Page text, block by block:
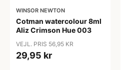
WINSOR NEWTON
Cotman watercolour 8ml
Aliz Crimson Hue 003
VEJL. PRIS 56,95 KR
29,95 kr